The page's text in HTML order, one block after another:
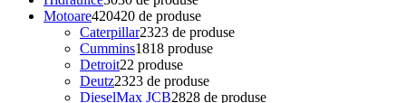
Motoare420420 de produse
Caterpillar2323 de produse
Cummins1818 produse
Detroit22 produse
Deutz2323 de produse
DieselMax JCB2828 de produse